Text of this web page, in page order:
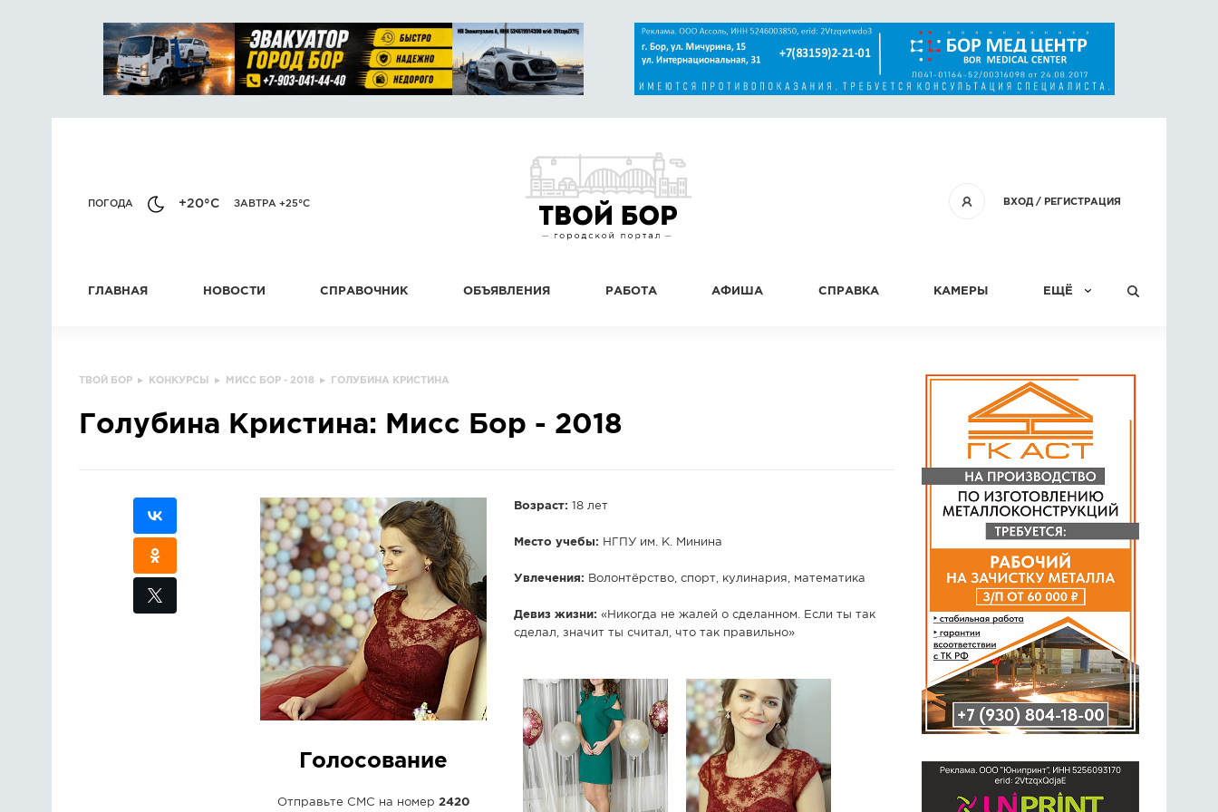
ВХОД/ РЕГИСТРАЦИЯ
ПОГОДА +20°C ЗАВТРА +25°C
ГЛАВНАЯ НОВОСТИ СПРАВОЧНИК ОБЪЯВЛЕНИЯ РАБОТА АФИША СПРАВКА КАМЕРЫ ЕЩЁ
СТАТЬИ
ГОЛОСОВАНИЯ
ПРЕДЛОЖИТЬ НОВОСТЬ
ФОТО
ТВОЙ БОР ▸ КОНКУРСЫ ▸ МИСС БОР - 2018 ▸ ГОЛУБИНА КРИСТИНА
Голубина Кристина: Мисс Бор - 2018
Голосование
Отправьте СМС на номер 2420
Возраст: 18 лет
Место учебы: НГПУ им. К. Минина
Увлечения: Волонтёрство, спорт, кулинария, математика
Девиз жизни: «Никогда не жалей о сделанном. Если ты так
сделал, значит ты считал, что так правильно»